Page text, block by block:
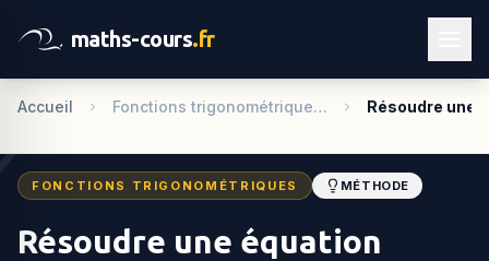
maths-cours.fr
Accueil Fonctions trigonométrique… Résoudre une
FONCTIONS TRIGONOMÉTRIQUES MÉTHODE
Résoudre une équation